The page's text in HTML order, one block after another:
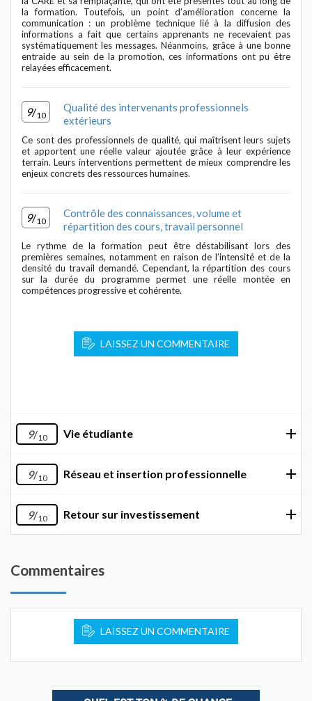
la formation. Toutefois, un point d’amélioration concerne la
communication : un problème technique lié à la diffusion des
informations a fait que certains apprenants ne recevaient pas
systématiquement les messages. Néanmoins, grâce à une bonne
entraide au sein de la promotion, ces informations ont pu être
relayées efficacement.
9/10
Qualité des intervenants professionnels
extérieurs
Ce sont des professionnels de qualité, qui maîtrisent leurs sujets
et apportent une réelle valeur ajoutée grâce à leur expérience
terrain. Leurs interventions permettent de mieux comprendre les
enjeux concrets des ressources humaines.
9/10
Contrôle des connaissances, volume et
répartition des cours, travail personnel
Le rythme de la formation peut être déstabilisant lors des
premières semaines, notamment en raison de l’intensité et de la
densité du travail demandé. Cependant, la répartition des cours
sur la durée du programme permet une réelle montée en
compétences progressive et cohérente.
LAISSEZ UN COMMENTAIRE
9/10 Vie étudiante
9/10 Réseau et insertion professionnelle
9/10 Retour sur investissement
Commentaires
LAISSEZ UN COMMENTAIRE